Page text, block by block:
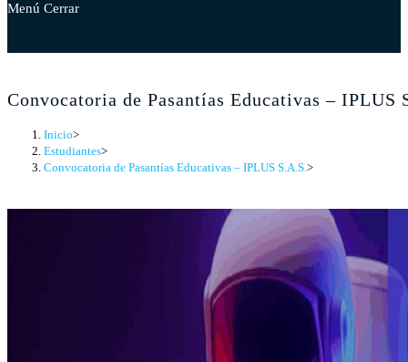
Menú Cerrar
Convocatoria de Pasantías Educativas – IPLUS
Inicio>
Estudiantes>
Convocatoria de Pasantías Educativas – IPLUS S.A.S.>